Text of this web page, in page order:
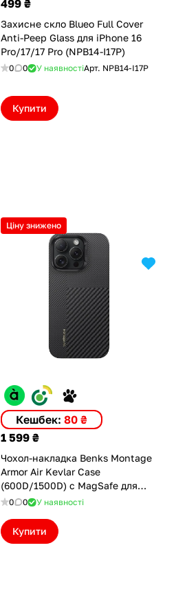
499 ₴
Захисне скло Blueo Full Cover
Anti-Peep Glass для iPhone 16
Pro/17/17 Pro (NPB14-I17P)
0 0 У наявностіАрт. NPB14-I17P
Купити
Ціну знижено
Кешбек:80 ₴
1 599 ₴
Чохол-накладка Benks Montage
Armor Air Kevlar Case
(600D/1500D) с MagSafe для
iPhone 16 Pro (6948005908195)
0 0 У наявності
Купити